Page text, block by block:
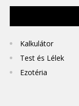
Kalkulátor
Test és Lélek
Ezotéria